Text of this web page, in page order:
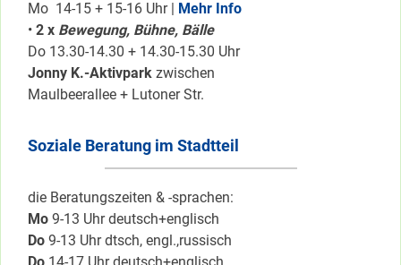
Mo 14-15 + 15-16 Uhr | Mehr Info
• 2 x Bewegung, Bühne, Bälle
Do 13.30-14.30 + 14.30-15.30 Uhr
Jonny K.-Aktivpark zwischen
Maulbeerallee + Lutoner Str.
Soziale Beratung im Stadtteil
die Beratungszeiten & -sprachen:
Mo 9-13 Uhr deutsch+englisch
Do 9-13 Uhr dtsch, engl.,russisch
Do 14-17 Uhr deutsch+englisch